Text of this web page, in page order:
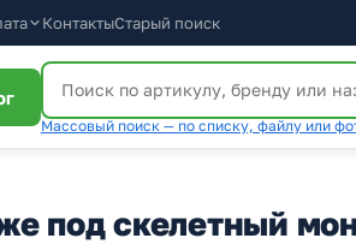
КонтактыСтарый поиск
Массовый поиск — по списку, файлу или
под скелетный